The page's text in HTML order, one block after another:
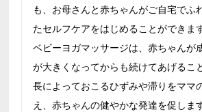
も、お母さんと赤ちゃんがご自宅でふ
たセルフケアをはじめることができます
ベビーヨガマッサージは、赤ちゃんが
が大きくなってからも続けてあげるこ
長によっておこるひずみや滞りをママ
え、赤ちゃんの健やかな発達を促します